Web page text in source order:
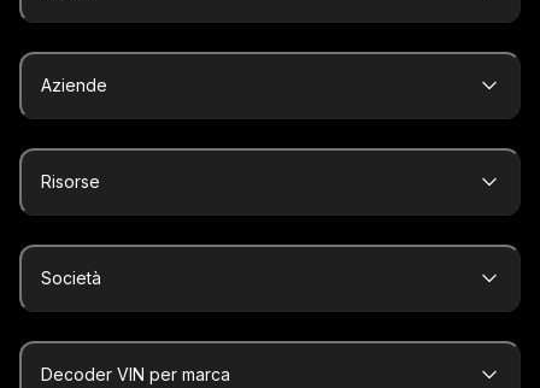
Aziende
Risorse
Società
Decoder VIN per marca